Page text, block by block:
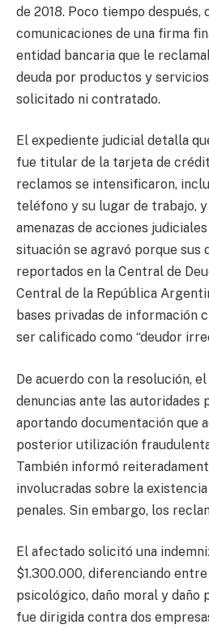
de 2018. Poco tiempo después,
comunicaciones de una firma
entidad bancaria que le
deuda por productos y
solicitado ni contratado.
El expediente judicial detalla
fue titular de la tarjeta de
reclamos se intensificaron,
teléfono y su lugar de trabajo,
amenazas de acciones
situación se agravó porque sus
reportados en la Central de
Central de la República
bases privadas de información
ser calificado como “deudor
De acuerdo con la resolución,
denuncias ante las autoridades
aportando documentación que
posterior utilización
También informó
involucradas sobre la
penales. Sin embargo, los
El afectado solicitó una
$1.300.000, diferenciando
psicológico, daño moral y daño
fue dirigida contra dos